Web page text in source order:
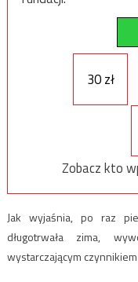
30 zł
Zobacz kto
Jak wyjaśnia, po raz
długotrwała zima,
wystarczającym